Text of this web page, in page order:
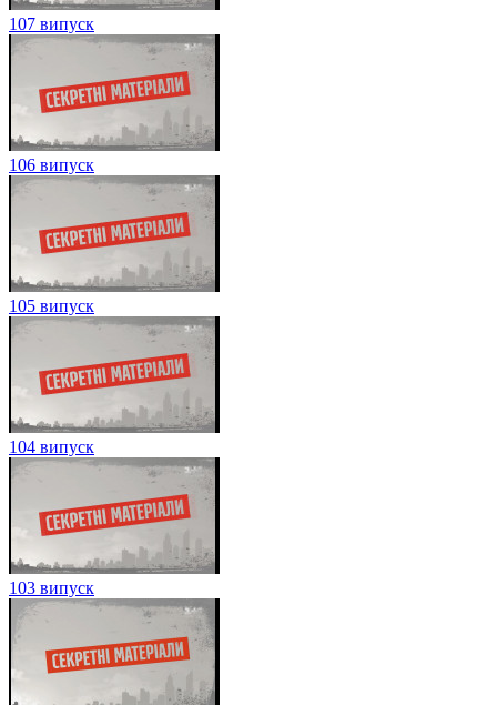
107 випуск
106 випуск
105 випуск
104 випуск
103 випуск